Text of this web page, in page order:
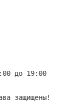
до 19:00
защищены!